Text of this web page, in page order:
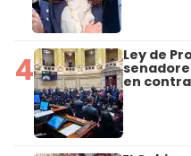
4 Ley de
en contra